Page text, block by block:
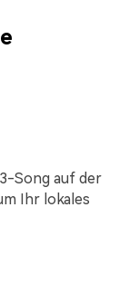
Song auf der
Ihr lokales